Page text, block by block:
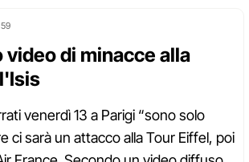
video di minacce alla
venerdì 13 a Parigi “sono solo
ci sarà un attacco alla Tour Eiffel, poi